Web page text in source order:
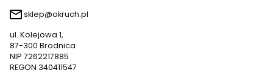
sklep@okruch.pl
ul. Kolejowa 1,
87-300 Brodnica
NIP 7262217885
REGON 340411547